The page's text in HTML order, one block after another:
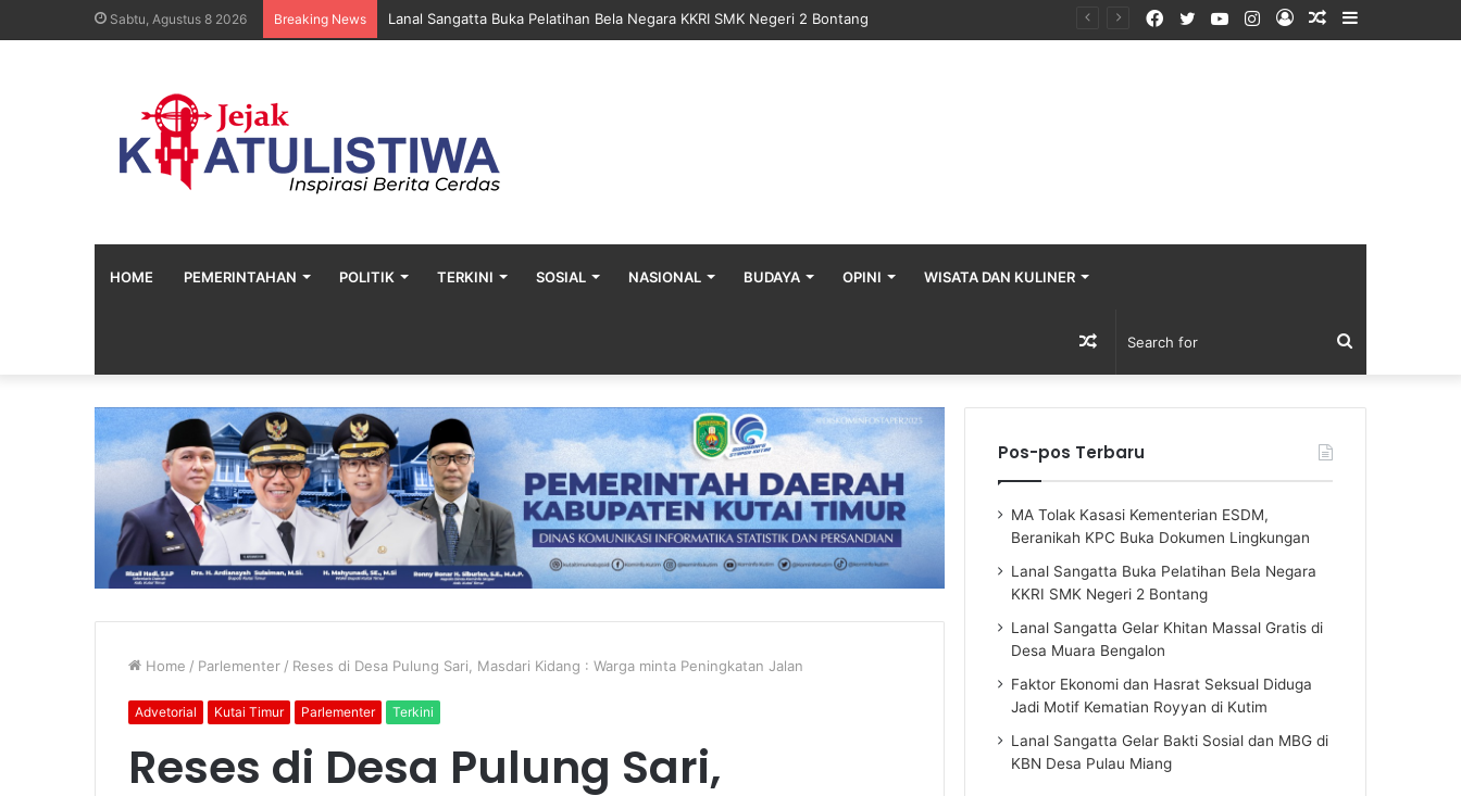
Sabtu, Agustus 8 2026 Breaking News Lanal Sangatta Gelar Khitan Massal Gratis di Desa Muara Bengalon Sidebar
Random
Log
Instagram
YouTube
Twitter
Facebook
HOME PEMERINTAHAN POLITIK TERKINI SOSIAL NASIONAL BUDAYA OPINI WISATA DAN KULINER
Search
for
Random
Article
Home / Parlementer / Reses di Desa Pulung Sari, Masdari Kidang : Warga minta Peningkatan Jalan
Advetorial Kutai Timur Parlementer Terkini
Reses di Desa Pulung Sari,
Pos-pos Terbaru
MA Tolak Kasasi Kementerian ESDM,
Beranikah KPC Buka Dokumen Lingkungan
Lanal Sangatta Buka Pelatihan Bela Negara
KKRI SMK Negeri 2 Bontang
Lanal Sangatta Gelar Khitan Massal Gratis di
Desa Muara Bengalon
Faktor Ekonomi dan Hasrat Seksual Diduga
Jadi Motif Kematian Royyan di Kutim
Lanal Sangatta Gelar Bakti Sosial dan MBG di
KBN Desa Pulau Miang